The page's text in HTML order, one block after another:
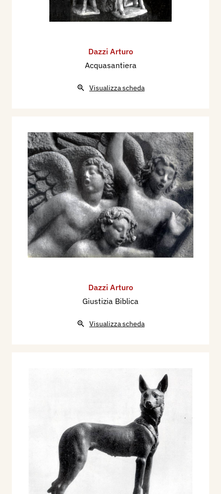
Dazzi Arturo
Acquasantiera
Visualizza scheda
Dazzi Arturo
Giustizia Biblica
Visualizza scheda